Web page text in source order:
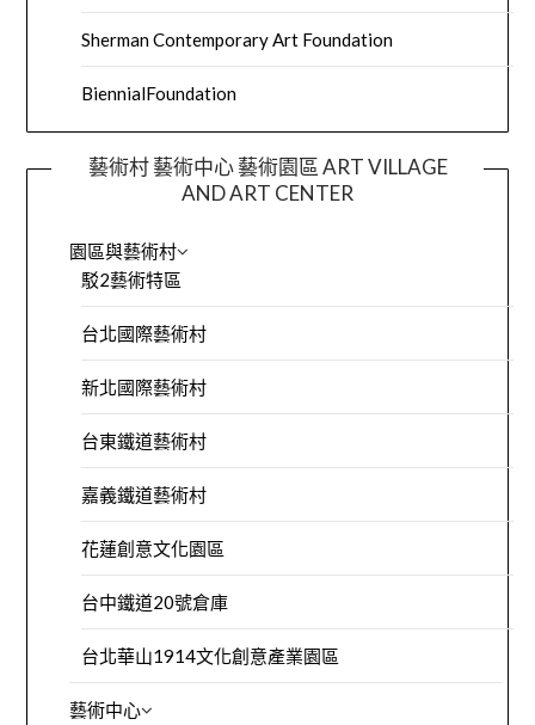
Sherman Contemporary Art Foundation
BiennialFoundation
藝術村 藝術中心 藝術園區 ART VILLAGE
AND ART CENTER
園區與藝術村
駁2藝術特區
台北國際藝術村
新北國際藝術村
台東鐵道藝術村
嘉義鐵道藝術村
花蓮創意文化園區
台中鐵道20號倉庫
台北華山1914文化創意產業園區
藝術中心